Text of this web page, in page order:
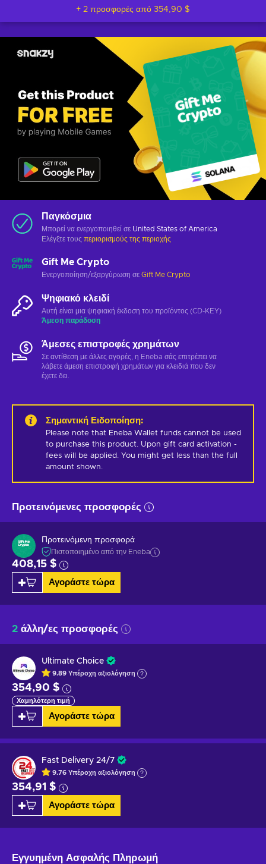
+ 2 προσφορές από 354,90 $
Παγκόσμια
Μπορεί να ενεργοποιηθεί σε United States of America
Ελέγξτε τους περιορισμούς της περιοχής
Gift Me Crypto
Ενεργοποίηση/εξαργύρωση σε Gift Me Crypto
Ψηφιακό κλειδί
Αυτή είναι μια ψηφιακή έκδοση του προϊόντος (CD-KEY)
Άμεση παράδοση
Άμεσες επιστροφές χρημάτων
Σε αντίθεση με άλλες αγορές, η Eneba σάς επιτρέπει να
λάβετε άμεση επιστροφή χρημάτων για κλειδιά που δεν
έχετε δει.
Σημαντική Ειδοποίηση:
Please note that Eneba Wallet funds cannot be used
to purchase this product. Upon gift card activation -
fees will be applied. You might get less than the full
amount shown.
Προτεινόμενες προσφορές
Προτεινόμενη προσφορά
Πιστοποιημένο από την Eneba
408,15 $
Αγοράστε τώρα
2 άλλη/ες προσφορές
Ultimate Choice
9.89 Υπέροχη αξιολόγηση
354,90 $
Χαμηλότερη τιμή
Αγοράστε τώρα
Fast Delivery 24/7
9.76 Υπέροχη αξιολόγηση
354,91 $
Αγοράστε τώρα
Εγγυημένη Ασφαλής Πληρωμή